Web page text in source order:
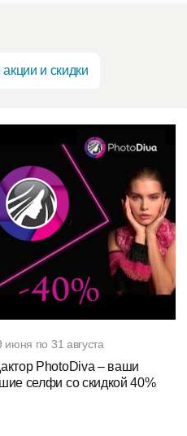
акции и скидки
июня по 31 августа
PhotoDiva – ваши
селфи со скидкой 40%